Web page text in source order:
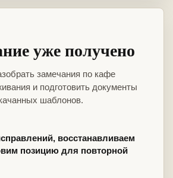
уже получено
замечания по кафе
и подготовить документы
шаблонов.
восстанавливаем
позицию для повторной